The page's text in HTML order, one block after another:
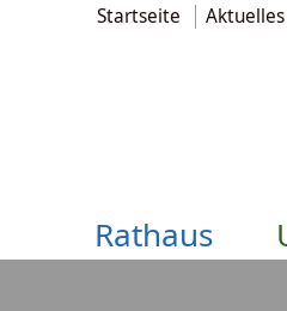
Startseite Aktuelles
Rathaus